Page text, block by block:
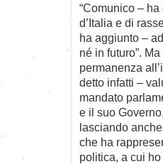
“Comunico –
d’Italia e di
ha aggiunto –
né in futuro”.
permanenza
detto infatti –
mandato
e il suo
lasciando
che ha
politica, a cui